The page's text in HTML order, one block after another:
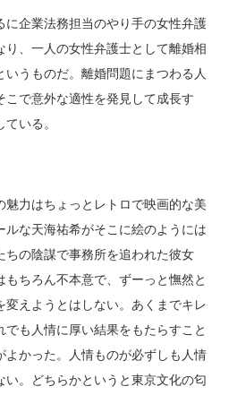
企業法務担当のやり手の女性弁護
、一人の女性弁護士として離婚相
うものだ。離婚問題にまつわる人
で意外な適性を発見して成長す
いる。
力はちょっとレトロで映画的な美
ルな天海祐希がそこに絵のようには
ちの陰謀で事務所を追われた彼女
ちろん不本意で、ずーっと憮然と
変えようとはしない。あくまでキレ
も人情に厚い結果をもたらすこと
よかった。人情ものが必ずしも人情
。どちらかというと東京文化の匂